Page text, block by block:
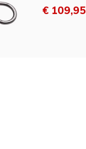
€ 109,95